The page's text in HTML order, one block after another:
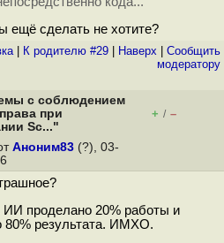
ещё сделать не хотите?
| К родителю #29 Наверх
Cообщить
модератору
с соблюдением
при
Sc..."
+ / –
Аноним83 (?), 03-
ИИ проделано 20% работы и
80% результата. ИМХО.